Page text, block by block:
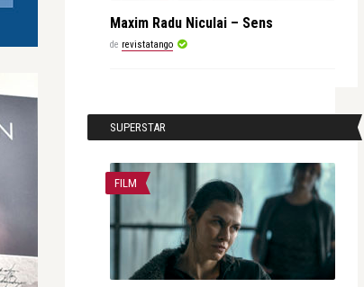
Maxim Radu Niculai – Sens
de revistatango
SUPERSTAR
FILM